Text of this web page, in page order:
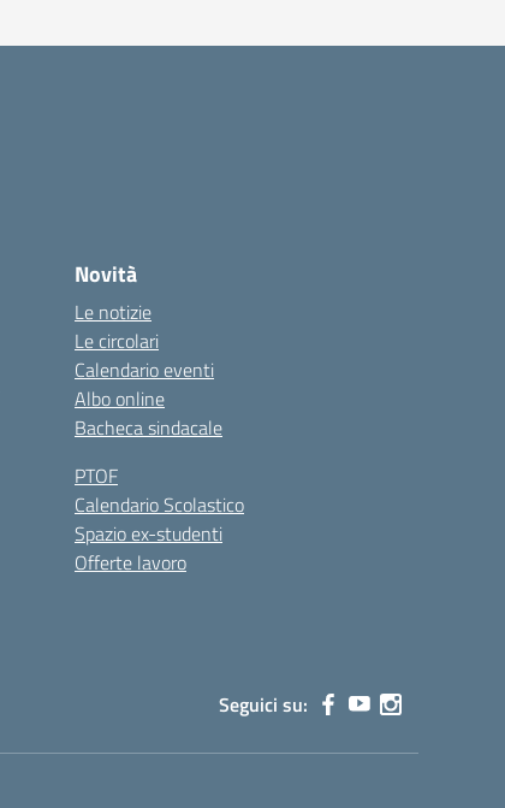
Novità
Le notizie
Le circolari
Calendario eventi
Albo online
Bacheca sindacale
PTOF
Calendario Scolastico
Spazio ex-studenti
Offerte lavoro
Seguici su: